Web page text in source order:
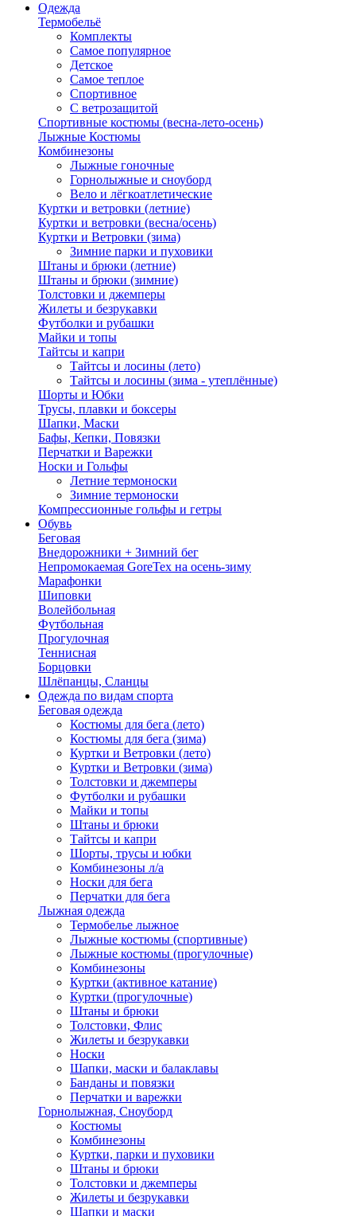
Одежда
Термобельё
Комплекты
Самое популярное
Детское
Самое теплое
Спортивное
С ветрозащитой
Спортивные костюмы (весна-лето-осень)
Лыжные Костюмы
Комбинезоны
Лыжные гоночные
Горнолыжные и сноуборд
Вело и лёгкоатлетические
Куртки и ветровки (летние)
Куртки и ветровки (весна/осень)
Куртки и Ветровки (зима)
Зимние парки и пуховики
Штаны и брюки (летние)
Штаны и брюки (зимние)
Толстовки и джемперы
Жилеты и безрукавки
Футболки и рубашки
Майки и топы
Тайтсы и капри
Тайтсы и лосины (лето)
Тайтсы и лосины (зима - утеплённые)
Шорты и Юбки
Трусы, плавки и боксеры
Шапки, Маски
Бафы, Кепки, Повязки
Перчатки и Варежки
Носки и Гольфы
Летние термоноски
Зимние термоноски
Компрессионные гольфы и гетры
Обувь
Беговая
Внедорожники + Зимний бег
Непромокаемая GoreTex на осень-зиму
Марафонки
Шиповки
Волейбольная
Футбольная
Прогулочная
Теннисная
Борцовки
Шлёпанцы, Сланцы
Одежда по видам спорта
Беговая одежда
Костюмы для бега (лето)
Костюмы для бега (зима)
Куртки и Ветровки (лето)
Куртки и Ветровки (зима)
Толстовки и джемперы
Футболки и рубашки
Майки и топы
Штаны и брюки
Тайтсы и капри
Шорты, трусы и юбки
Комбинезоны л/а
Носки для бега
Перчатки для бега
Лыжная одежда
Термобелье лыжное
Лыжные костюмы (спортивные)
Лыжные костюмы (прогулочные)
Комбинезоны
Куртки (активное катание)
Куртки (прогулочные)
Штаны и брюки
Толстовки, Флис
Жилеты и безрукавки
Носки
Шапки, маски и балаклавы
Банданы и повязки
Перчатки и варежки
Горнолыжная, Сноуборд
Костюмы
Комбинезоны
Куртки, парки и пуховики
Штаны и брюки
Толстовки и джемперы
Жилеты и безрукавки
Шапки и маски